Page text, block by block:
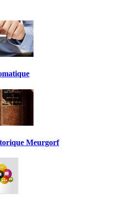
Meurgorf